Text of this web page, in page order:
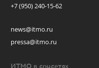
+7 (950) 240-15-62
news@itmo.ru
pressa@itmo.ru
ИТМО в соцсетях